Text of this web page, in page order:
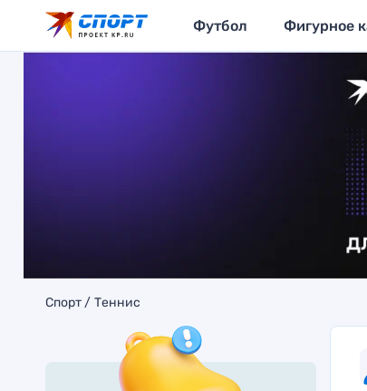
Футбол Фигурное
Спорт Теннис